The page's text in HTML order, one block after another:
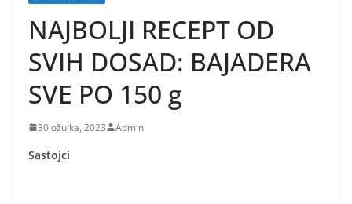
NAJBOLJI RECEPT OD
SVIH DOSAD: BAJADERA
SVE PO 150 g
30 ožujka, 2023 Admin
Sastojci